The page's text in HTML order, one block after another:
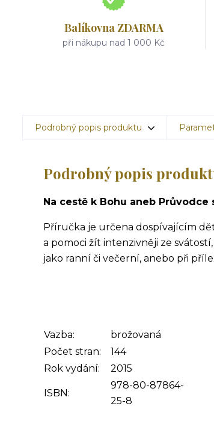
Balíkovna ZDARMA
při nákupu nad 1 000 Kč
Podrobný popis produktu
Podrobný popis
Na cestě k Bohu aneb Průvodce
Příručka je určena dospívajícím
a pomoci žít intenzivněji ze
jako ranní či večerní, anebo při
Vazba:
brožovaná
Počet stran:
144
Rok vydání:
2015
ISBN:
978-80-87864-
25-8